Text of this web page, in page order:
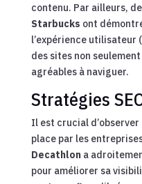
contenu. Par ailleurs,
Starbucks ont
l’expérience utilisateur
des sites non
agréables à naviguer.
Stratégies
Il est crucial d’observer
place par les
Decathlona
pour améliorer sa